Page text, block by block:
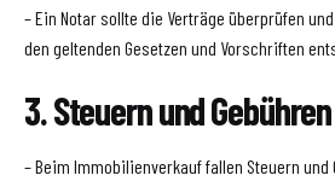
– Ein Notar sollte die Verträge überprüfen
den geltenden Gesetzen und Vorschriften
3. Steuern und Gebühren
– Beim Immobilienverkauf fallen Steuern und